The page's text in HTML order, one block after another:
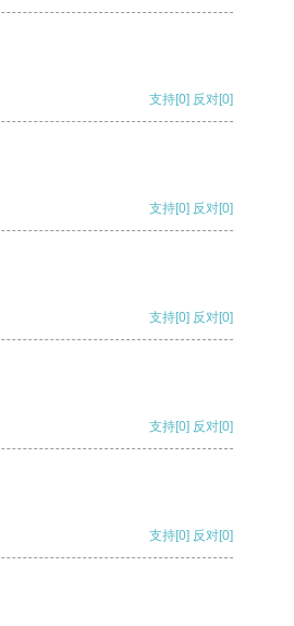
支持[0] 反对[0]
支持[0] 反对[0]
支持[0] 反对[0]
支持[0] 反对[0]
支持[0] 反对[0]